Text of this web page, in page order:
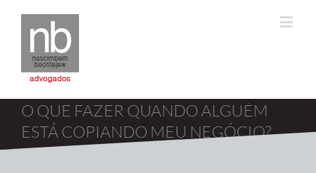
O QUE FAZER QUANDO ALGUÉM
ESTÁ COPIANDO MEU NEGÓCIO?